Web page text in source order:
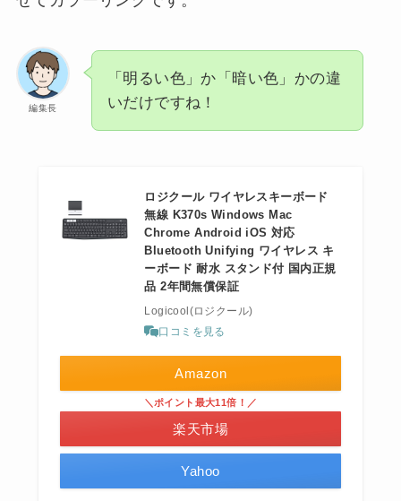
編集長
「明るい色」か「暗い色」かの違
いだけですね！
ロジクール ワイヤレスキーボード
無線 K370s Windows Mac
Chrome Android iOS 対応
Bluetooth Unifying ワイヤレス キ
ーボード 耐水 スタンド付 国内正規
品 2年間無償保証
Logicool(ロジクール)
口コミを見る
Amazon
＼ポイント最大11倍！／
楽天市場
Yahoo